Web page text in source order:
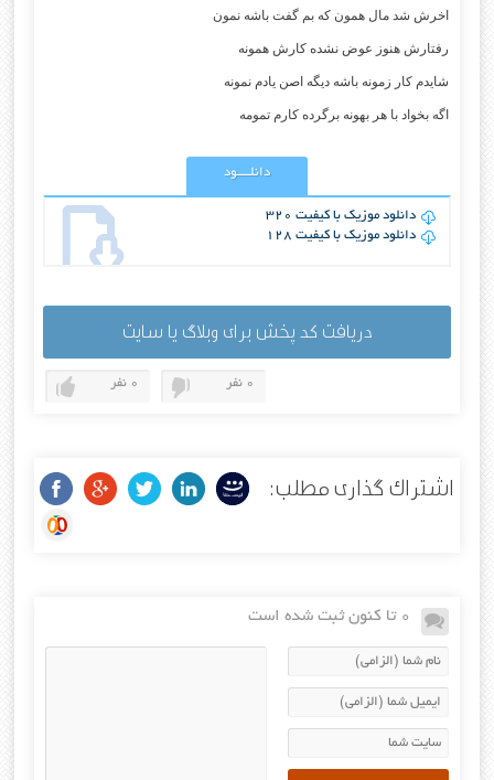
اخرش شد مال همون که بم گفت باشه نمون
رفتارش هنوز عوض نشده کارش همونه
شایدم کار زمونه باشه دیگه اصن یادم نمونه
اگه بخواد با هر بهونه برگرده کارم تمومه
دانلــــود
دانلود موزیک با کیفیت 320
دانلود موزیک با کیفیت 128
دریافت کد پخش برای وبلاگ یا سایت
0 نفر 0 نفر
اشتراک گذاری مطلب:
0 تا کنون ثبت شده است